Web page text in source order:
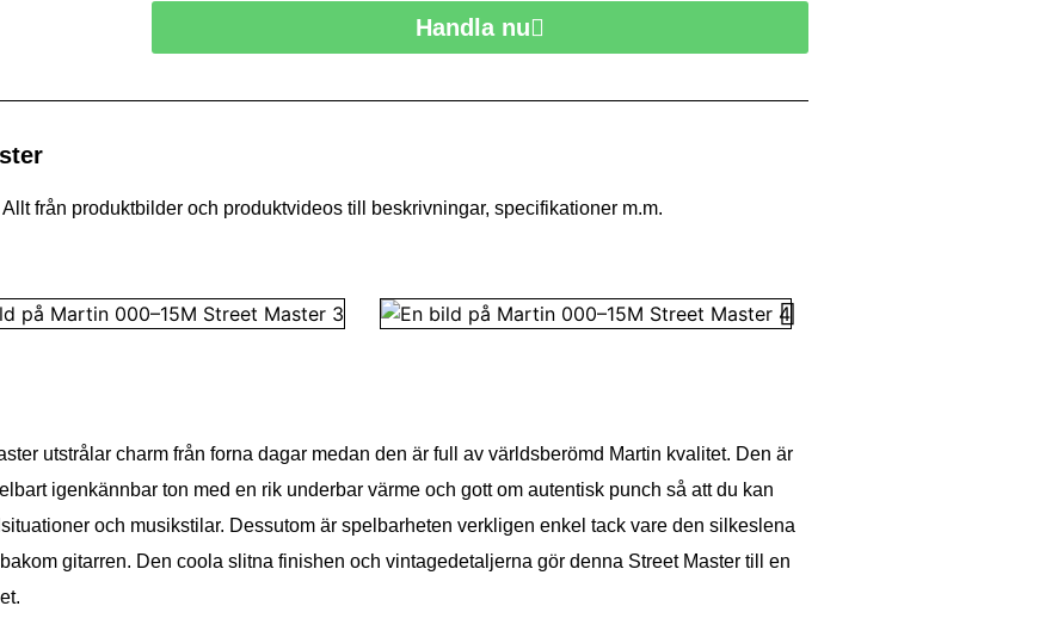
Handla nu
från produktbilder och produktvideos till beskrivningar, specifikationer m.m.
utstrålar charm från forna dagar medan den är full av världsberömd Martin kvalitet. Den är
igenkännbar ton med en rik underbar värme och gott om autentisk punch så att du kan
och musikstilar. Dessutom är spelbarheten verkligen enkel tack vare den silkeslena
gitarren. Den coola slitna finishen och vintagedetaljerna gör denna Street Master till en